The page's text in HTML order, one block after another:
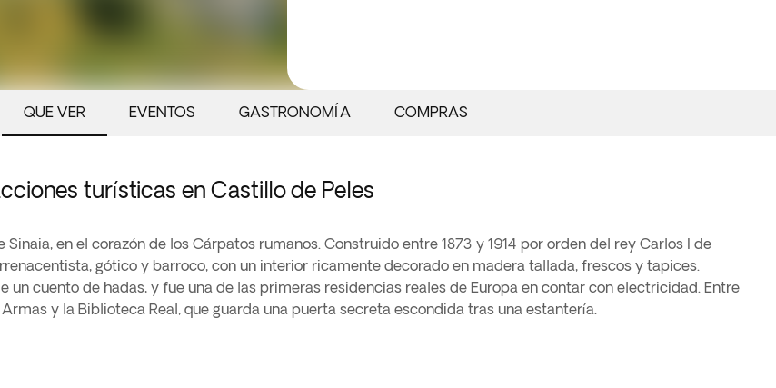
QUE VER EVENTOS GASTRONOMÍA COMPRAS
turísticas en Castillo de Peles
en el corazón de los Cárpatos rumanos. Construido entre 1873 y 1914 por orden del rey Carlos I de
gótico y barroco, con un interior ricamente decorado en madera tallada, frescos y tapices.
un cuento de hadas, y fue una de las primeras residencias reales de Europa en contar con electricidad. Entre
y la Biblioteca Real, que guarda una puerta secreta escondida tras una estantería.